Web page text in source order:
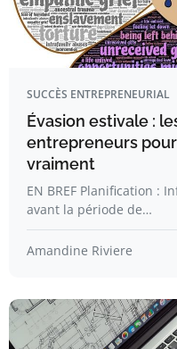
SUCCÈS ENTREPRENEURIAL
Évasion estivale :
entrepreneurs
vraiment
EN BREF Planification :
avant la période de…
Amandine Riviere